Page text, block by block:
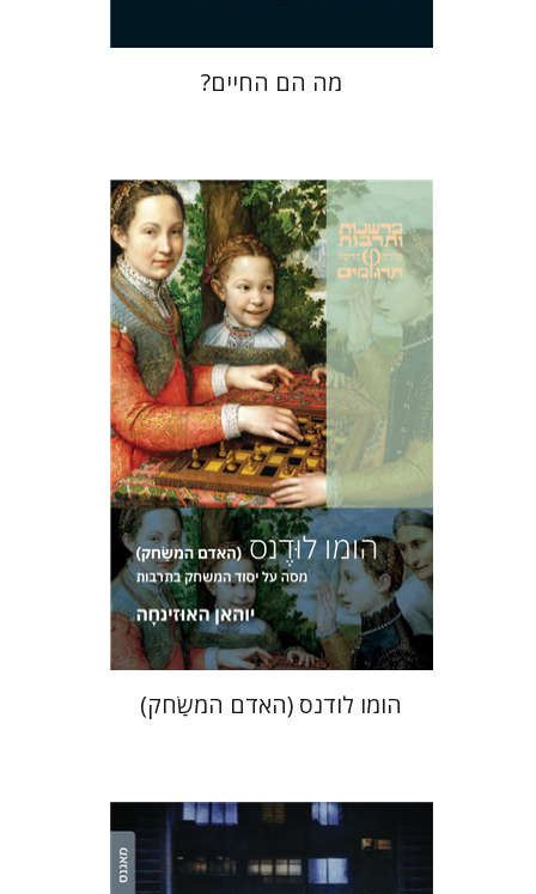
מה הם החיים?
יוהאן האוזינחה
יניב חג'בי
הנחת אתר ספר מודפס
$40
$36
הומו לודנס (האדם המשַׂחק)
אורנה לביא-פלינט